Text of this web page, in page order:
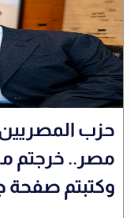
حزب المصريين
مصر.. خرجتم
وكتبتم صفحة